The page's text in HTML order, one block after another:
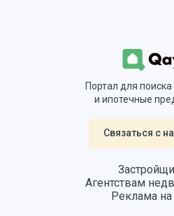
Портал для
и ипотечные
Связаться с
Агентствам
Реклама на